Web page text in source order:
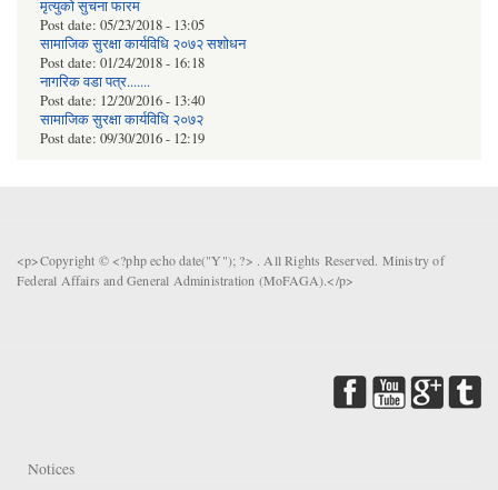
मृत्युको सुचना फारम
Post date: 05/23/2018 - 13:05
सामाजिक सुरक्षा कार्यविधि २०७२ स‌शाेधन
Post date: 01/24/2018 - 16:18
नागरिक वडा पत्र.......
Post date: 12/20/2016 - 13:40
सामाजिक सुरक्षा कार्यविधि २०७२
Post date: 09/30/2016 - 12:19
<p>Copyright © <?php echo date("Y"); ?> . All Rights Reserved. Ministry of
Federal Affairs and General Administration (MoFAGA).</p>
Notices